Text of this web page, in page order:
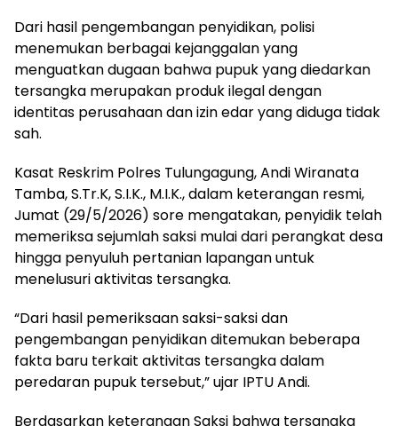
Dari hasil pengembangan penyidikan, polisi
menemukan berbagai kejanggalan yang
menguatkan dugaan bahwa pupuk yang diedarkan
tersangka merupakan produk ilegal dengan
identitas perusahaan dan izin edar yang diduga tidak
sah.
Kasat Reskrim Polres Tulungagung, Andi Wiranata
Tamba, S.Tr.K, S.I.K., M.I.K., dalam keterangan resmi,
Jumat (29/5/2026) sore mengatakan, penyidik telah
memeriksa sejumlah saksi mulai dari perangkat desa
hingga penyuluh pertanian lapangan untuk
menelusuri aktivitas tersangka.
“Dari hasil pemeriksaan saksi-saksi dan
pengembangan penyidikan ditemukan beberapa
fakta baru terkait aktivitas tersangka dalam
peredaran pupuk tersebut,” ujar IPTU Andi.
Berdasarkan keterangan Saksi bahwa tersangka